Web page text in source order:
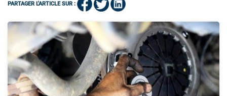
PARTAGER L'ARTICLE SUR :